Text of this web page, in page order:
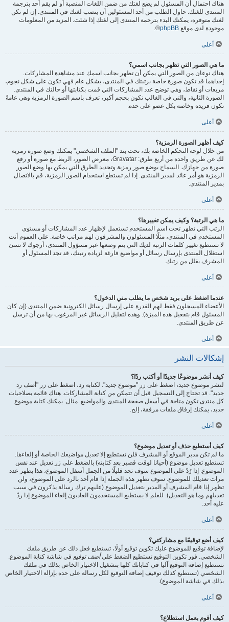
هناك احتمال أن المسئول لم يضع لغتك من ضمن اللغات المنصبة أو لم يقم أحد بترجمة
المنتدى للغتك. حاول الطلب من أحد المسئولين أن ينصب لغتك في المنتدى. إن لم تكن
لغتك متوفرة، يمكنك البدء بترجمة المنتدى إلى لغتك إذا شئت. المزيد من المعلومات
موجودة لدى موقع phpBB
®.
أعلى
ما هي الصور التي تظهر بجانب اسمي؟
هناك نوعان من الصور التي يمكن أن تظهر بجانب اسمك عند مشاهدة المشاركات.
إحداهما قد تكون صورة خاصة برتبتك في المنتدى، بشكل عام فهي تكون على شكل نجوم،
مربعات أو نقاط، وهي توضح عدد المشاركات التي قمت بكتابتها أو حالتك في المنتدى.
الصورة الثانية، والتي في الغالب تكون بحجم أكبر، تعرف باسم الصورة الرمزية وهي عامةً
تكون فريدة وخاصة بكل عضو على حدة.
أعلى
كيف أظهر الصورة الرمزية؟
من خلال لوحة التحكم الخاصة بك، تحت بند "الملف الشخصي" يمكنك وضع صورة رمزية
لك عن طريق واحدة من أربع طرق: Gravatar، معرض الصور، الربط مع صورة أو رفع
صورة من جهازك. السماح بوضع صور رمزية وتحديد الطرق التي يمكن بها وضع الصور
الرمزية هو أمر عائد لمدير المنتدى. إذا لم تستطع استخدام الصور الرمزية، قم بالاتصال
بمدير المنتدى.
أعلى
ما هي الرتبة؟ وكيف يمكن تغييرها؟
الرتب التي تظهر تحت اسم المستخدم تستعمل لإظهار عدد المشاركات أو مستوى
المستخدم في المنتدى، مثلًا المسئولون والمشرفون لهم مراتب خاصة. على العموم أنت
لا تستطيع تغيير كلمات الرتبة لديك التي يتم وضعها عبر مسؤول المنتدى، أرجوك لا تسئ
استغلال المنتدى بإرسال رسائل أو مواضيع فارغة لزيادة رتبتك، قد تجد المسئول أو
المشرف يقلل من رتبك.
أعلى
عندما اضغط على بريد شخص ما يطلب مني الدخول؟
الأعضاء المسجلون فقط لهم القدرة على إرسال رسائل الكترونية ضمن المنتدى (إن كان
المسئول قام بتفعيل هذه الميزة). وهذه لتقليل الرسائل غير المرغوب بها من أن ترسل
عن طريق المنتدى.
أعلى
إشكالات النشر
كيف أنشر موضوعًا جديدًا أو أكتب ردًا؟
لنشر موضوع جديد، اضغط على زر "موضوع جديد". لكتابة رد، اضغط على زر "أضف رد
جديد". قد تحتاج إلى التسجيل قبل أن تتمكن من كتابة المشاركات. هناك قائمة بصلاحيات
كل منتدى تكون متاحة في أسفل صفحة المنتدى والمواضيع. مثال: يمكنك كتابة موضوع
جديد، يمكنك إرفاق ملفات مرفقة، إلخ.
أعلى
كيف أستطيع حذف أو تعديل موضوع؟
ما لم تكن مدير الموقع أو المشرف فلن تستطيع إلا تعديل مواضيعك الخاصة أو إلغاءها.
تستطيع تعديل موضوع (أحيانا لوقت قصير بعد كتابته) بالضغط على زر تعديل عند نفس
الموضوع. إذا رُدّ على الموضوع سوف تجد قليلًا من الجمل أسفل الموضوع، هذا يظهر عدد
مرات تعديلك للموضوع. سوف تظهر هذه الجملة إذا قام أحد بالرد على الموضوع، ولن
تظهر إذا قام المشرف أو المدير بتعديل الموضوع (عليهم ترك رسالة يذكرون في سبب
تعديلهم وما هو التعديل). للعلم لا يستطيع المستخدمون العاديون إلغاء الموضوع إذا ردّ
عليه أحد.
أعلى
كيف أضع توقيعًا مع مشاركتي؟
لإضافة توقيع للموضوع عليك تكوين توقيع أولًا، تستطيع فعل ذلك عن طريق ملفك
الشخصي. فور تكوين التوقيع تستطيع الضغط علىأضف توقيع في شاشة كتابة الموضوع.
تستطيع إضافة التوقيع آليا في كتاباتك كلها بتشغيل الاختيار الخاص بذلك في ملفك
الشخصي (تستطيع كذلك توقيف إضافة التوقيع لكل رسالة على حده بإزالة الاختيار الخاص
بذلك في شاشة الموضوع).
أعلى
كيف أقوم بعمل استطلاع؟